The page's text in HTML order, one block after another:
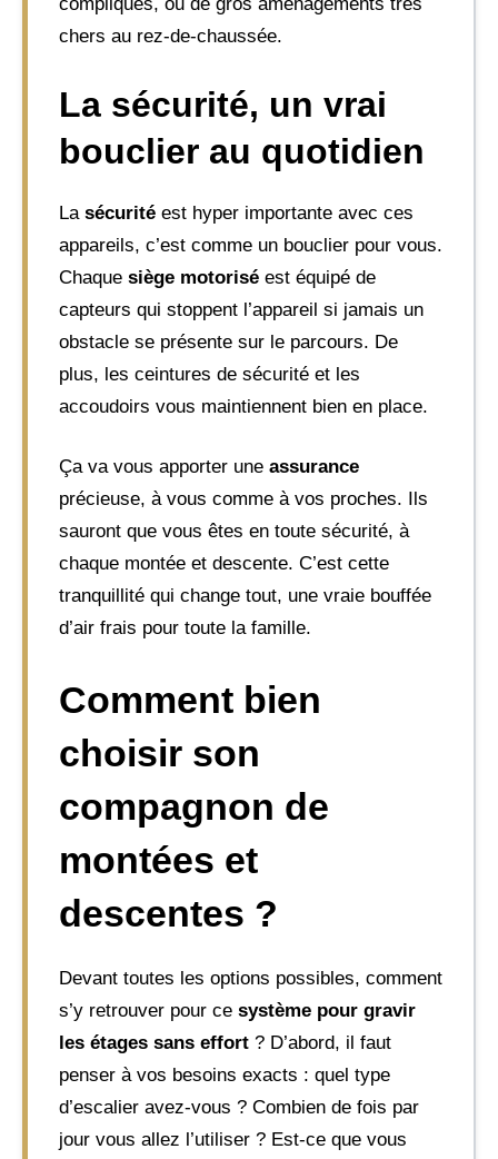
chers au rez-de-chaussée.
La sécurité, un vrai
bouclier au quotidien
La sécurité est hyper importante avec ces
appareils, c’est comme un bouclier pour vous.
Chaque siège motorisé est équipé de
capteurs qui stoppent l’appareil si jamais un
obstacle se présente sur le parcours. De
plus, les ceintures de sécurité et les
accoudoirs vous maintiennent bien en place.
Ça va vous apporter une assurance
précieuse, à vous comme à vos proches. Ils
sauront que vous êtes en toute sécurité, à
chaque montée et descente. C’est cette
tranquillité qui change tout, une vraie bouffée
d’air frais pour toute la famille.
Comment bien
choisir son
compagnon de
montées et
descentes ?
Devant toutes les options possibles, comment
s’y retrouver pour ce système pour gravir
les étages sans effort ? D’abord, il faut
penser à vos besoins exacts : quel type
d’escalier avez-vous ? Combien de fois par
jour vous allez l’utiliser ? Est-ce que vous